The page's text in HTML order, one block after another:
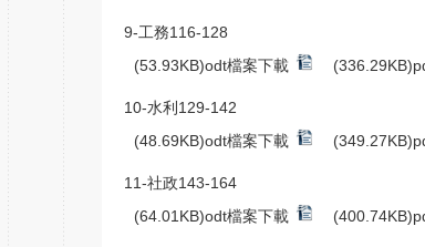
9-工務116-128
(53.93KB)odt檔案下載
10-水利129-142
(48.69KB)odt檔案下載
11-社政143-164
(64.01KB)odt檔案下載